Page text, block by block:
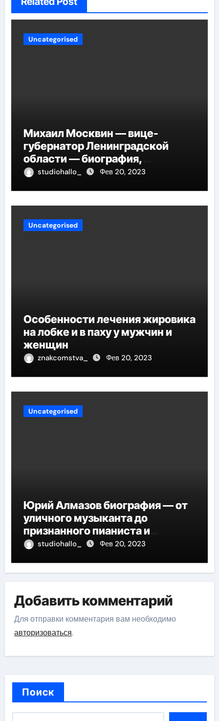
Uncategorised
Михаил Москвин — вице-
губернатор Ленинградской
области — биография,
достижения и вклад в развитие
studiohallo_ Фев 20, 2023
Uncategorised
Особенности лечения жировика
на лобке и в паху у мужчин и
женщин
znakcomstva_ Фев 20, 2023
Uncategorised
Юрий Алмазов биография — от
уличного музыканта до
признанного пианиста и
композитора
studiohallo_ Фев 20, 2023
Добавить комментарий
Для отправки комментария вам необходимо
авторизоваться.
Поиск